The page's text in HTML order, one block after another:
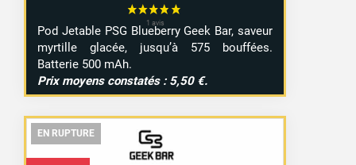
Pod Jetable PSG Blueberry Geek Bar, saveur
myrtille glacée, jusqu’à 575 bouffées.
Batterie 500 mAh.
Prix moyens constatés : 5,50 €.
EN RUPTURE
EN RUPTURE
EN RUPTURE